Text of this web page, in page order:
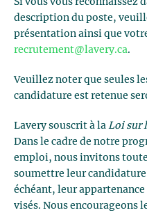
description du poste,
présentation ainsi que
recrutement@lavery.ca.
Veuillez noter que seules
candidature est retenue
Lavery souscrit à la Loi sur
Dans le cadre de notre
emploi, nous invitons
soumettre leur
échéant, leur appartenance
visés. Nous encourageons